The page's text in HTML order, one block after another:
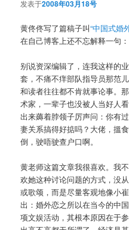
发表于2008年03月18号
黄佟佟写了篇稿子叫“中国式婚
在自己博客上还不忘解释一句
别说资深编辑了，连我这样的
套，不痛不痒部队指导员那范
和读者往往都不肯就事论事。
术家，一辈子也没被人当好人
出来薅着脖领子厉声问：你有
妻关系搞得好掂吗？大佬，搵
倒，驶唔驶查户口啊。
黄老师这篇文章我很喜欢。我
欢她这种讨论问题的方式，没
或歌颂，而是尽量客观地像小
出：婚外恋之所以在当今的中
项文娱活动，其根本原因在于